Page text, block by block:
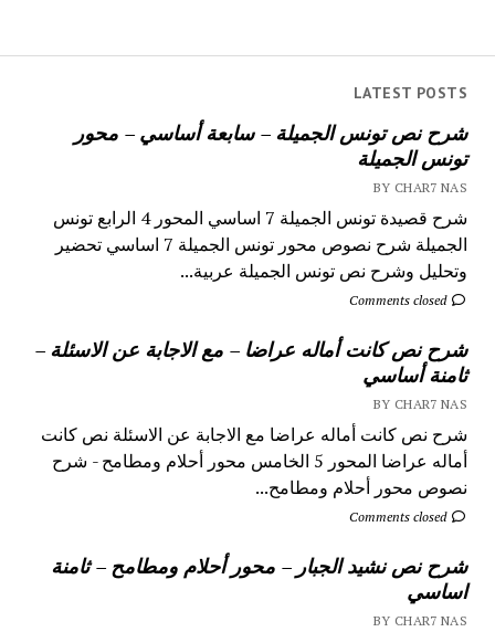
LATEST POSTS
شرح نص تونس الجميلة – سابعة أساسي – محور
تونس الجميلة
BY CHAR7 NAS
شرح قصيدة تونس الجميلة 7 اساسي المحور 4 الرابع تونس
الجميلة شرح نصوص محور تونس الجميلة 7 اساسي تحضير
وتحليل وشرح نص تونس الجميلة عربية...
Comments closed
شرح نص كانت أماله عراضا – مع الاجابة عن الاسئلة –
ثامنة أساسي
BY CHAR7 NAS
شرح نص كانت أماله عراضا مع الاجابة عن الاسئلة نص كانت
أماله عراضا المحور 5 الخامس محور أحلام ومطامح - شرح
نصوص محور أحلام ومطامح...
Comments closed
شرح نص نشيد الجبار – محور أحلام ومطامح – ثامنة
اساسي
BY CHAR7 NAS